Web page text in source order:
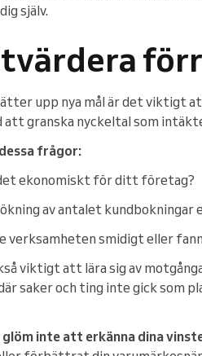
själv.
upp nya mål är det viktigt
att granska nyckeltal som
frågor:
ekonomiskt för ditt företag?
ökning av antalet
verksamheten smidigt eller
viktigt att lära sig av
saker och ting inte gick som
glöm inte att erkänna dina